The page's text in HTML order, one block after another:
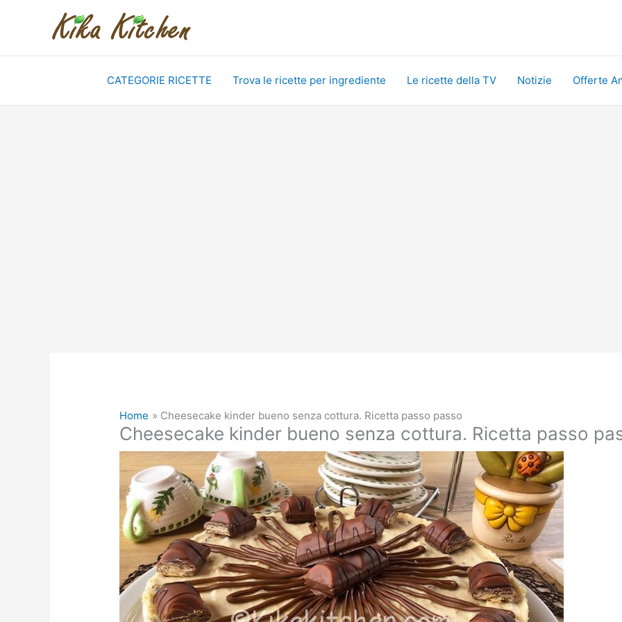
CATEGORIE RICETTE Trova le ricette per ingrediente Le ricette della TV Notizie Offerte
Home Cheesecake kinder bueno senza cottura. Ricetta passo passo
Cheesecake kinder bueno senza cottura. Ricetta passo